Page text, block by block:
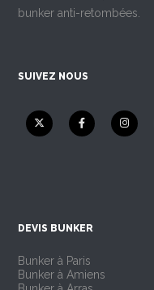
bunker anti-retombées.
SUIVEZ NOUS
DEVIS BUNKER
Bunker à Paris
Bunker à Amiens